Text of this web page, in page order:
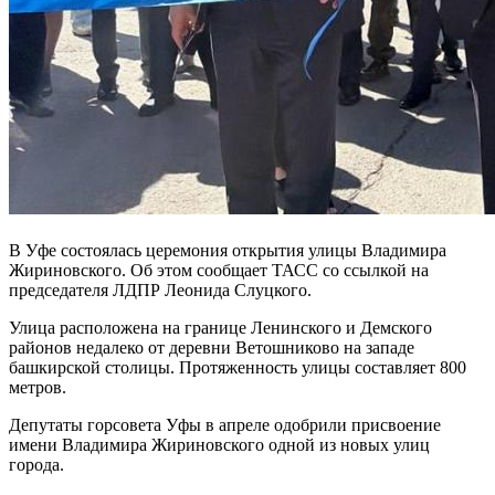
В Уфе состоялась церемония открытия улицы Владимира
Жириновского. Об этом сообщает ТАСС со ссылкой на
председателя ЛДПР Леонида Слуцкого.
Улица расположена на границе Ленинского и Демского
районов недалеко от деревни Ветошниково на западе
башкирской столицы. Протяженность улицы составляет 800
метров.
Депутаты горсовета Уфы в апреле одобрили присвоение
имени Владимира Жириновского одной из новых улиц
города.